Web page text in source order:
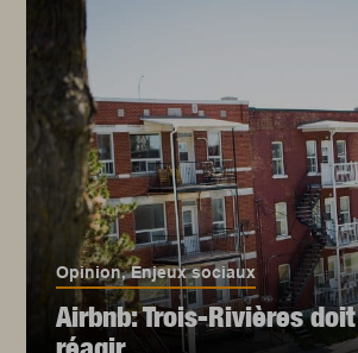
Opinion,Enjeux sociaux
Airbnb: Trois-Rivières doit